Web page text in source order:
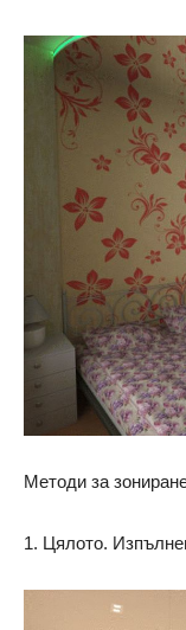
Методи за
1. Цялото.